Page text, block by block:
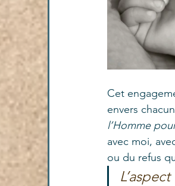
Cet
envers
l’Homme
avec moi,
ou du refus